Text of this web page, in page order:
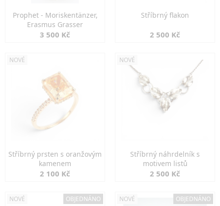
Prophet - Moriskentänzer,
Erasmus Grasser
3 500 Kč
Stříbrný flakon
2 500 Kč
NOVÉ
Stříbrný prsten s oranžovým
kamenem
2 100 Kč
NOVÉ
Stříbrný náhrdelník s
motivem listů
2 500 Kč
NOVÉ OBJEDNÁNO NOVÉ OBJEDNÁNO